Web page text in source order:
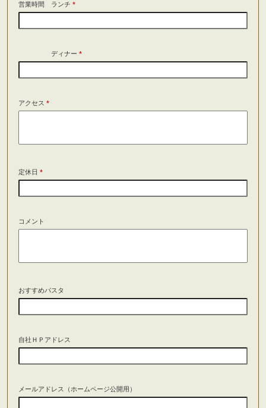
営業時間 ランチ*
ディナー*
アクセス*
定休日*
コメント
おすすめパスタ
自社ＨＰアドレス
メールアドレス（ホームページ公開用）